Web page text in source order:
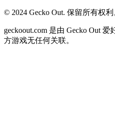
© 2024 Gecko Out. 保留所有权利
geckoout.com 是由 Gecko Out
方游戏无任何关联。